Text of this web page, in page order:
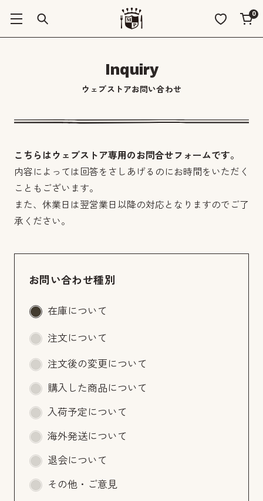
0
Inquiry
ウェブストアお問い合わせ
こちらはウェブストア専用のお問合せフォームです。
内容によっては回答をさしあげるのにお時間をいただく
こともございます。
また、休業日は翌営業日以降の対応となりますのでご了
承ください。
お問い合わせ種別
在庫について
注文について
注文後の変更について
購入した商品について
入荷予定について
海外発送について
退会について
その他・ご意見